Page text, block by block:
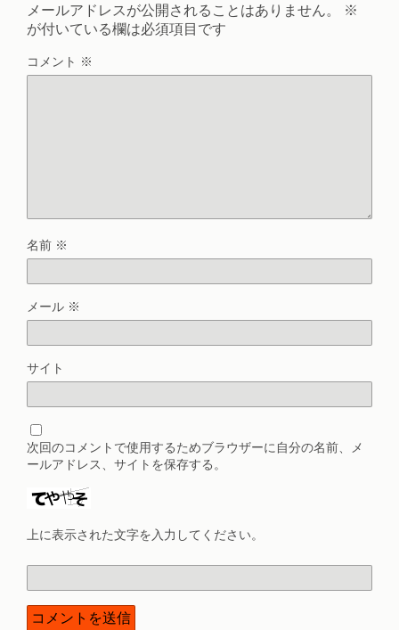
メールアドレスが公開されることはありません。
※
が付いている欄は必須項目です
コメント ※
名前 ※
メール ※
サイト
次回のコメントで使用するためブラウザーに自分の名前、メ
ールアドレス、サイトを保存する。
上に表示された文字を入力してください。